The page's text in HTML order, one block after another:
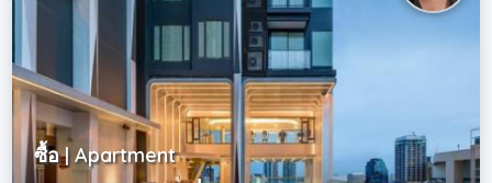
ซื้อ | Apartment